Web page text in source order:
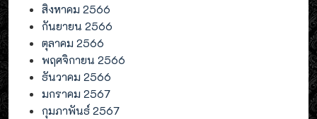
สิงหาคม 2566
กันยายน 2566
ตุลาคม 2566
พฤศจิกายน 2566
ธันวาคม 2566
มกราคม 2567
กุมภาพันธ์ 2567